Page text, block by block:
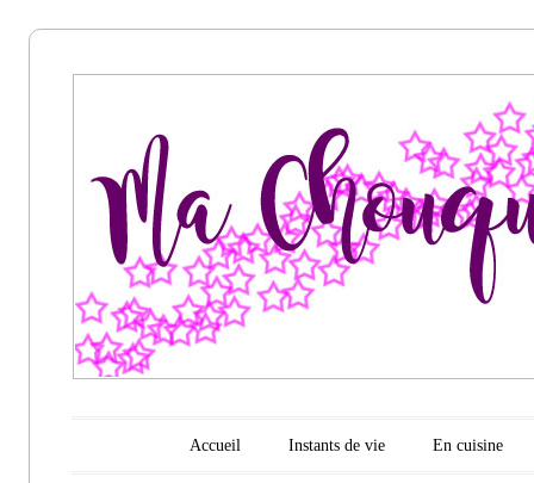
Ma
chouquette
d'amour
Menu principal
Aller au contenu
Accueil Instants de vie En cuisine